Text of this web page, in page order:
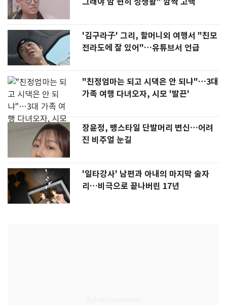
'김구라子' 그리, 할머니외 여행서 "친모
전라도에 잘 있어"…유튜브서 언급
"친정엄마는 되고 시댁은 안 되냐"…3대
가족 여행 다녀오자, 시모 '발끈'
장윤정, 뱅스타일 단발머리 변신…어려
진 비주얼 눈길
'일타강사' 남편과 아내의 마지막 술자
리…비극으로 끝나버린 17년